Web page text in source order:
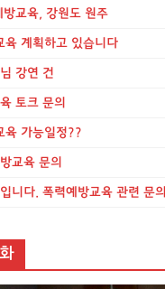
방교육, 강원도 원주
육 계획하고 있습니다
강연 건
토크 문의
육 가능일정??
교육 문의
다. 폭력예방교육 관련 문의드립니다.